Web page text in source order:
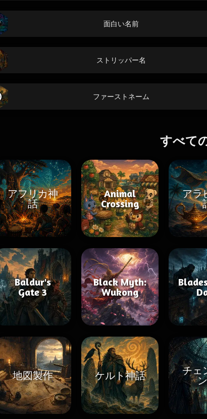
面白い名前
ストリッパー名
ファーストネーム
すべて
アフリカ神
話
Animal
Crossing
アラ
Baldur's
Gate 3
Black Myth:
Wukong
地図製作 ケルト神話
チェ